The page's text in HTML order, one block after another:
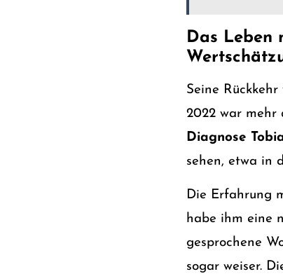
Das Leben
Seine
2022 war mehr
Diagnose
sehen, etwa in
Die Erfahrung
habe ihm eine
gesprochene
sogar weiser.